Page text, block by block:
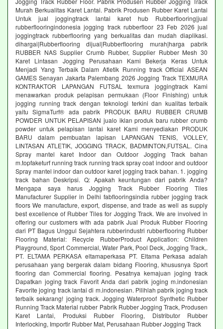
Murah Berkualitas Karet Lantai. Pabrik Produsen Rubber Karet Lantai
Untuk jual joggingtrack lantai karet hub Rubberflooring|jual
rubberflooringindonesia jogging track rubberfloor 23 Feb 2026 jual
joggingtrack rubberflooring yang berkualitas dan mudah diaplikasi.
dihargai|Rubberflooring dijual|Rubberflooring murah|harga pabrik
RUBBER NAS Supplier Crumb Rubber, Supplier Rubber Mesh 30
Karet Lintasan Jogging Perusahaan Kami Bekerja Keras Untuk
Menjadi Yang Terbaik Dalam Atletik Running track Official ASEAN
GAMES Senayan Jakarta Palembang 2026 Jogging Track TEXMURA
KONTRAKTOR LAPANGAN FUTSAL texmura joggingtrack Kami
menawarkan produk pelapisan permukaan (Floor Finishing) untuk
jogging running track dengan teknologi terkini dan kualitas terbaik
yaitu SigmaTurf® ada pabrik PRODUK BARU RUBBER CRUMB
POWDER UNTUK PELAPISAN jualo iklan produk baru rubber crumb
powder untuk pelapisan lantai karet Kami menyediakan PRODUK
BARU dalam pembuatan lapisan LAPANGAN TENIS, VOLLEY,
LINTASAN ATLETIK, JOGGING TRACK, BADMINTON,FUTSAL. Cina
Spray mantel karet Indoor dan Outdoor Jogging Track bahan
m.topfaketurf running track running track spray coat indoor and outdoor
Spray mantel indoor dan outdoor karet jogging track bahan. 1. jogging
track bahan Deskripsi. Q: Apakah keuntungan dari pabrik Anda?
Mengapa saya harus Jogging Track Rubber Flooring Tiles
Manufacturer Supplier in Delhi fabflooringsindia rubber jogging track
floors We manufacture, export, dispense, and trade as well as supply
best excellence of Rubber Tiles for Jogging Track. We are involved in
offering our customers with ada pabrik Jual Produk Rubber Flooring
dari PT Bagus Unggul Sejahtera rubberindustri rubberflooring Rubber
Flooring Material: Recycle RubberProduct Application: Children
Playground, Sport Commercial, Water Park, Pool Deck, Jogging Track,.
PT. ELTAMA PERKASA eltamaperkasa PT. Eltama Perkasa adalah
perusahaan yang bergerak dalam bidang Flooring, khususnya Sport
flooring dan Commercial flooring. Pesatnya kemajuan joging track
Dapatkan joging track Favorit Anda dari pabrik joging m.indonesian
Favorite joging track lantai di m.indonesian. Pilihlah pabrik joging track
terbaik sekarang! joging track. Jogging Waterproof Synthetic Rubber
Running Track Material rubber Pabrik Rubber Jogging Track, Produsen
Karet Lantai, Produksi Rubber Flooring, Distributor Rubber
Interlocking, Importir Rubber Mat, Perusahaan Rubber Jogging Track